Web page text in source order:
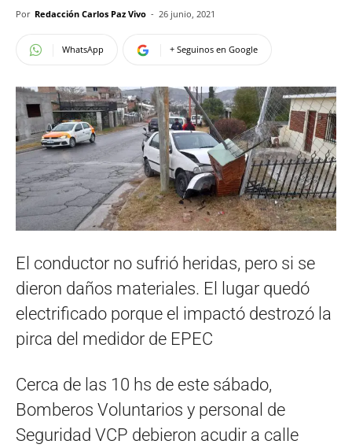
Por Redacción Carlos Paz Vivo - 26 junio, 2021
WhatsApp + Seguinos en Google
El conductor no sufrió heridas, pero si se
dieron daños materiales. El lugar quedó
electrificado porque el impactó destrozó la
pirca del medidor de EPEC
Cerca de las 10 hs de este sábado,
Bomberos Voluntarios y personal de
Seguridad VCP debieron acudir a calle